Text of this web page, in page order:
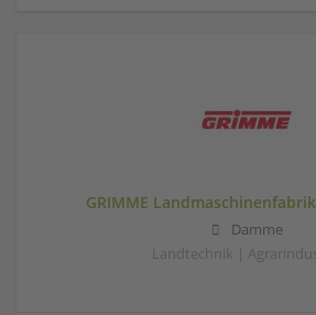
GRIMME Landmaschinenfabrik
Damme
Landtechnik |